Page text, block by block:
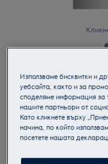
EZA2400AOX
Използваме бисквитки и
уебсайта, както и за
споделяме информация за
нашите партньори от
Като кликнете върху
начина, по който
посетете нашата